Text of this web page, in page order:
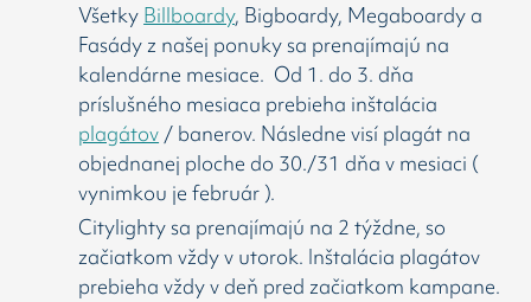
Všetky Billboardy, Bigboardy, Megaboardy a
Fasády z našej ponuky sa prenajímajú na
kalendárne mesiace. Od 1. do 3. dňa
príslušného mesiaca prebieha inštalácia
plagátov / banerov. Následne visí plagát na
objednanej ploche do 30./31 dňa v mesiaci (
vynimkou je február ).
Citylighty sa prenajímajú na 2 týždne, so
začiatkom vždy v utorok. Inštalácia plagátov
prebieha vždy v deň pred začiatkom kampane.